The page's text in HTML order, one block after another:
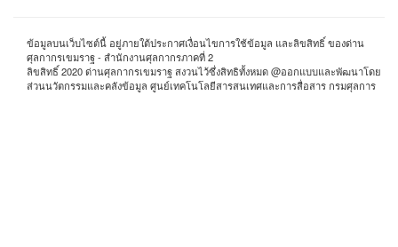
ข้อมูลบนเว็บไซต์นี้ อยู่ภายใต้ประกาศเงื่อนไขการใช้ข้อมูล และลิขสิทธิ์ ของด่าน
ศุลกากรเขมราฐ - สำนักงานศุลกากรภาคที่ 2
ลิขสิทธิ์ 2020 ด่านศุลกากรเขมราฐ สงวนไว้ซึ่งสิทธิทั้งหมด @ออกแบบและพัฒนาโดย
ส่วนนวัตกรรมและคลังข้อมูล ศูนย์เทคโนโลยีสารสนเทศและการสื่อสาร กรมศุลการ